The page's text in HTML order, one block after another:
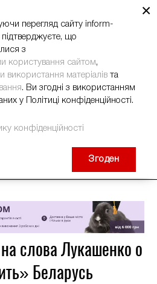
слова Лукашенко о
Беларусь
×
перегляд сайту inform-
підтверджуєте, що
з
користування сайтом,
використання матеріалів та
. Ви згодні з використанням
у Політиці конфіденційності.
конфіденційності
Згоден